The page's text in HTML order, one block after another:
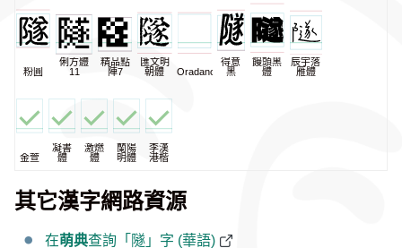
粉圓
俐方體
11
精品點
陣7
匯文明
朝體
Oradano
得意
黑
饅頭黑
體
辰宇落
雁體
金萱
凝書
體
激燃
體
蘭陽
明體
李漢
港楷
其它漢字網路資源
在萌典查詢「隧」字 (華語)